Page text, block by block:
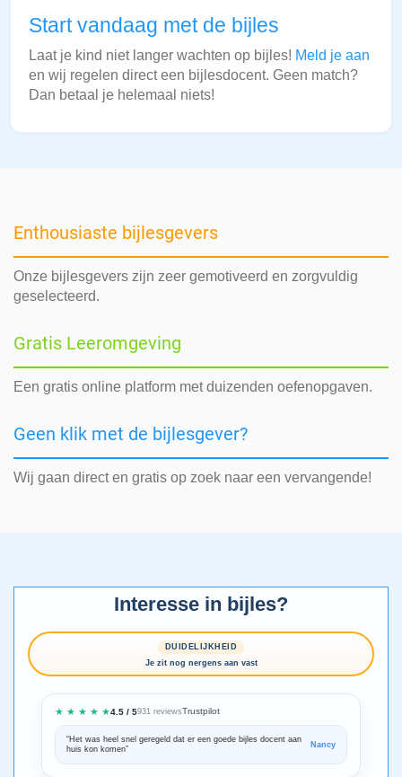
Start vandaag met de bijles
Laat je kind niet langer wachten op bijles! Meld je aan
en wij regelen direct een bijlesdocent. Geen match?
Dan betaal je helemaal niets!
Enthousiaste bijlesgevers
Onze bijlesgevers zijn zeer gemotiveerd en zorgvuldig
geselecteerd.
Gratis Leeromgeving
Een gratis online platform met duizenden oefenopgaven.
Geen klik met de bijlesgever?
Wij gaan direct en gratis op zoek naar een vervangende!
Interesse in bijles?
DUIDELIJKHEID
Je zit nog nergens aan vast
★ ★ ★ ★ ★4.5 / 5931 reviewsTrustpilot
“Het was heel snel geregeld dat er een goede bijles docent aan
huis kon komen”
Nancy